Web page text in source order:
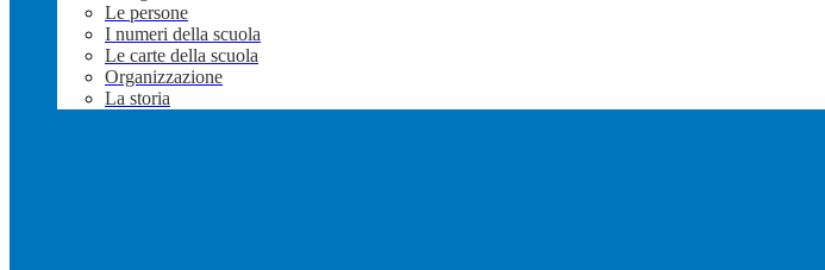
Le persone
I numeri della scuola
Le carte della scuola
Organizzazione
La storia